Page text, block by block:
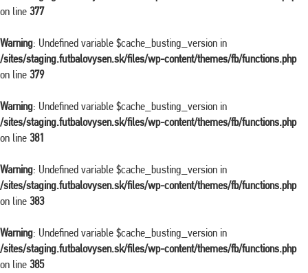
on line 377
Warning: Undefined variable $cache_busting_version in
/sites/staging.futbalovysen.sk/files/wp-content/themes/fb/functions.php
on line 379
Warning: Undefined variable $cache_busting_version in
/sites/staging.futbalovysen.sk/files/wp-content/themes/fb/functions.php
on line 381
Warning: Undefined variable $cache_busting_version in
/sites/staging.futbalovysen.sk/files/wp-content/themes/fb/functions.php
on line 383
Warning: Undefined variable $cache_busting_version in
/sites/staging.futbalovysen.sk/files/wp-content/themes/fb/functions.php
on line 385